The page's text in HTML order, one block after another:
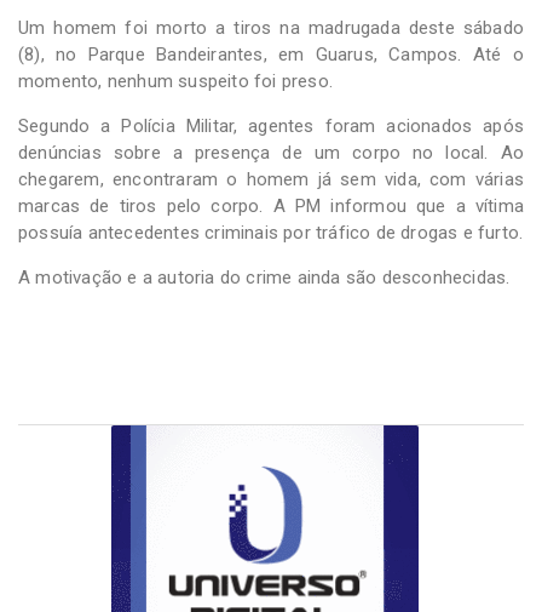
Um homem foi morto a tiros na madrugada deste sábado
(8), no Parque Bandeirantes, em Guarus, Campos. Até o
momento, nenhum suspeito foi preso.
Segundo a Polícia Militar, agentes foram acionados após
denúncias sobre a presença de um corpo no local. Ao
chegarem, encontraram o homem já sem vida, com várias
marcas de tiros pelo corpo. A PM informou que a vítima
possuía antecedentes criminais por tráfico de drogas e furto.
A motivação e a autoria do crime ainda são desconhecidas.